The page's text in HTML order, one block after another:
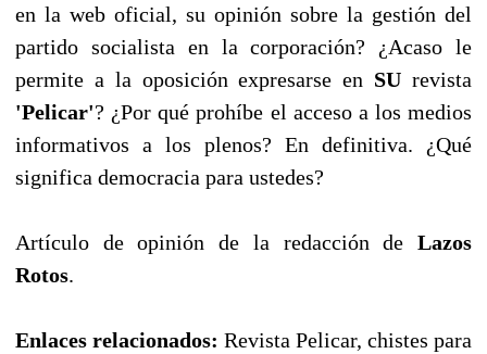
en la web oficial, su opinión sobre la gestión del
partido socialista en la corporación? ¿Acaso le
permite a la oposición expresarse en SU revista
'Pelicar'? ¿Por qué prohíbe el acceso a los medios
informativos a los plenos? En definitiva. ¿Qué
significa democracia para ustedes?
Artículo de opinión de la redacción de Lazos
Rotos.
Enlaces relacionados: Revista Pelicar, chistes para